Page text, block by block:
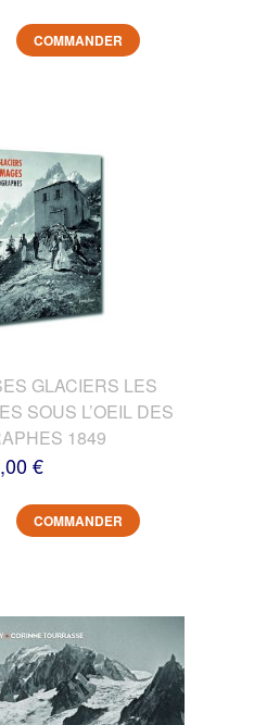
COMMANDER
GLACIERS LES
SOUS L’OEIL DES
1849
€
COMMANDER